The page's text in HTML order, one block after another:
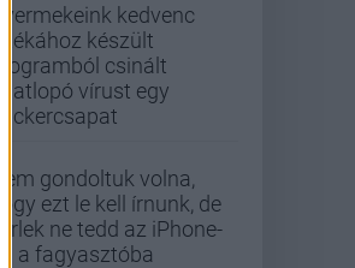
Gyermekeink kedvenc
játékához készült
programból csinált
adatlopó vírust egy
hackercsapat
Nem gondoltuk volna,
hogy ezt le kell írnunk, de
kérlek ne tedd az iPhone-
od a fagyasztóba